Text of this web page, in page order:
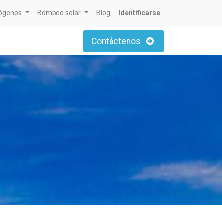
Bombeo solar Blog Identificarse
Contáctenos